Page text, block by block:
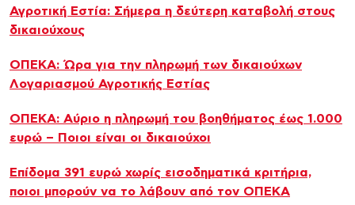
Αγροτική Εστία: Σήμερα η δεύτερη καταβολή στους
δικαιούχους
ΟΠΕΚΑ: Ώρα για την πληρωμή των δικαιούχων
Λογαριασμού Αγροτικής Εστίας
ΟΠΕΚΑ: Αύριο η πληρωμή του βοηθήματος έως 1.000
ευρώ – Ποιοι είναι οι δικαιούχοι
Επίδομα 391 ευρώ χωρίς εισοδηματικά κριτήρια,
ποιοι μπορούν να το λάβουν από τον ΟΠΕΚΑ